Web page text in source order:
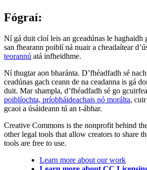
Fógraí:
Ní gá duit cloí leis an gceadúnas le haghaidh
san fhearann poiblí ná nuair a cheadaítear
teorannú atá infheidhme.
Ní thugtar aon bharánta. D’fhéadfadh sé
ceadúnas gach ceann de na ceadanna is gá
duit. Mar shampla, d’fhéadfadh sé go
poiblíochta, príobháideachais nó morálta,
gcaoi a úsáideann tú an t-ábhar.
Creative Commons is the nonprofit behind
other legal tools that allow creators to share
tools are free to use.
Learn more about our work